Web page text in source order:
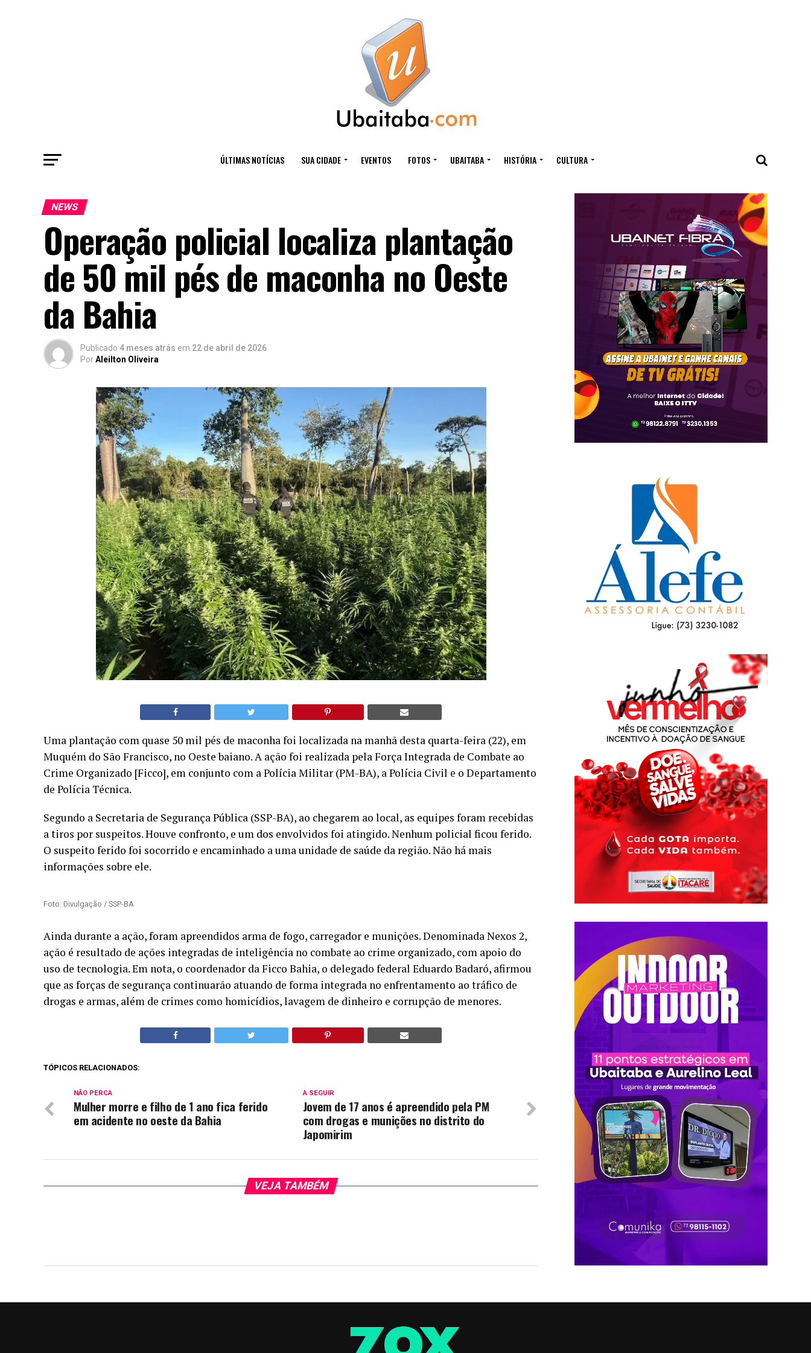
ÚLTIMAS NOTÍCIAS SUA CIDADE EVENTOS FOTOS UBAITABA HISTÓRIA CULTURA
NEWS
Operação policial localiza plantação
de 50 mil pés de maconha no Oeste
da Bahia
Publicado 4 meses atrás em 22 de abril de 2026
PorAleilton Oliveira
Uma plantação com quase 50 mil pés de maconha foi localizada na manhã desta quarta-feira (22), em
Muquém do São Francisco, no Oeste baiano. A ação foi realizada pela Força Integrada de Combate ao
Crime Organizado [Ficco], em conjunto com a Polícia Militar (PM-BA), a Polícia Civil e o Departamento
de Polícia Técnica.
Segundo a Secretaria de Segurança Pública (SSP-BA), ao chegarem ao local, as equipes foram recebidas
a tiros por suspeitos. Houve confronto, e um dos envolvidos foi atingido. Nenhum policial ficou ferido.
O suspeito ferido foi socorrido e encaminhado a uma unidade de saúde da região. Não há mais
informações sobre ele.
Foto: Divulgação / SSP-BA
Ainda durante a ação, foram apreendidos arma de fogo, carregador e munições. Denominada Nexos 2,
ação é resultado de ações integradas de inteligência no combate ao crime organizado, com apoio do
uso de tecnologia. Em nota, o coordenador da Ficco Bahia, o delegado federal Eduardo Badaró, afirmou
que as forças de segurança continuarão atuando de forma integrada no enfrentamento ao tráfico de
drogas e armas, além de crimes como homicídios, lavagem de dinheiro e corrupção de menores.
TÓPICOS RELACIONADOS:
A SEGUIR
Jovem de 17 anos é apreendido pela PM
com drogas e munições no distrito do
Japomirim
NÃO PERCA
Mulher morre e filho de 1 ano fica ferido
em acidente no oeste da Bahia
VEJA TAMBÉM